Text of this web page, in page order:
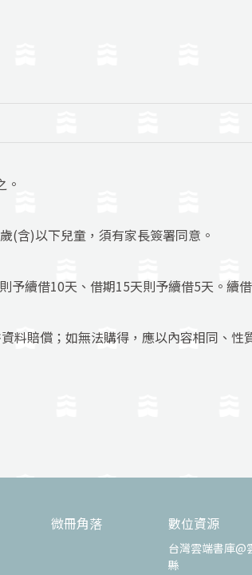
。
(含)以下兒童，須有家長簽署同意。
予續借10天、借期15天則予續借5天。續
料賠償；如無法購得，應以內容相同、性
微冊角落 數位資源
台灣雲端書庫@
縣